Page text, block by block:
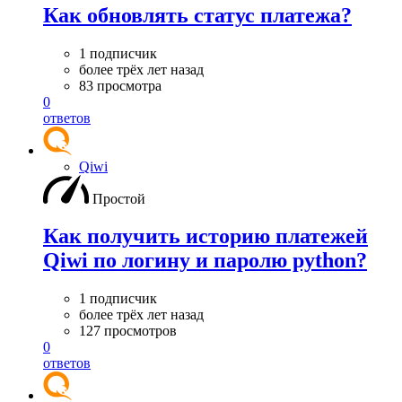
Как обновлять статус платежа?
1 подписчик
более трёх лет назад
83 просмотра
0
ответов
Qiwi
Простой
Как получить историю платежей
Qiwi по логину и паролю python?
1 подписчик
более трёх лет назад
127 просмотров
0
ответов